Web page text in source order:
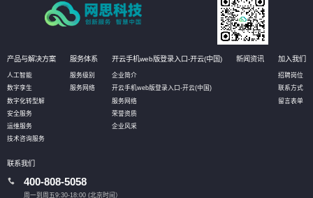
产品与解决方案
人工智能
数字孪生
数字化转型解
安全服务
运维服务
技术咨询服务
服务体系
服务级别
服务网络
开云手机web版登录入口-开云(中国)
企业简介
开云手机web版登录入口-开云(中国)
服务网络
荣誉资质
企业风采
新闻资讯 加入我们
招聘岗位
联系方式
留言表单
联系我们
400-808-5058
周一到周五9:30-18:00 (北京时间）